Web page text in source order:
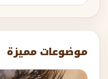
موضوعات مميزة